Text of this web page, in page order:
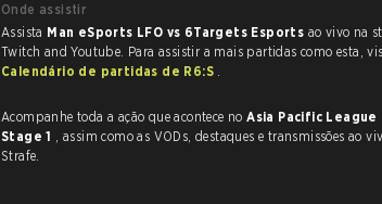
Onde assistir
Assista Man eSports LFO vs 6Targets Esports ao vivo na
Twitch and Youtube. Para assistir a mais partidas como esta,
Calendário de partidas de R6:S .
Acompanhe toda a ação que acontece noAsia Pacific League
Stage 1 , assim como as VODs, destaques e transmissões ao vivo, tudo na
Strafe.